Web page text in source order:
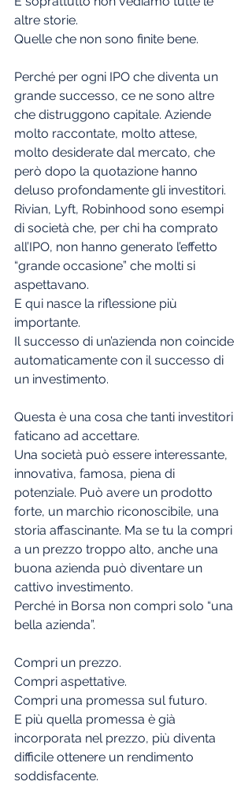
altre storie.
Quelle che non sono finite bene.
Perché per ogni IPO che diventa un
grande successo, ce ne sono altre
che distruggono capitale. Aziende
molto raccontate, molto attese,
molto desiderate dal mercato, che
però dopo la quotazione hanno
deluso profondamente gli investitori.
Rivian, Lyft, Robinhood sono esempi
di società che, per chi ha comprato
all’IPO, non hanno generato l’effetto
“grande occasione” che molti si
aspettavano.
E qui nasce la riflessione più
importante.
Il successo di un’azienda non coincide
automaticamente con il successo di
un investimento.
Questa è una cosa che tanti investitori
faticano ad accettare.
Una società può essere interessante,
innovativa, famosa, piena di
potenziale. Può avere un prodotto
forte, un marchio riconoscibile, una
storia affascinante. Ma se tu la compri
a un prezzo troppo alto, anche una
buona azienda può diventare un
cattivo investimento.
Perché in Borsa non compri solo “una
bella azienda”.
Compri un prezzo.
Compri aspettative.
Compri una promessa sul futuro.
E più quella promessa è già
incorporata nel prezzo, più diventa
difficile ottenere un rendimento
soddisfacente.